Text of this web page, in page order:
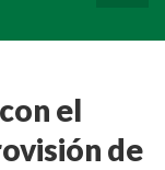
el
de